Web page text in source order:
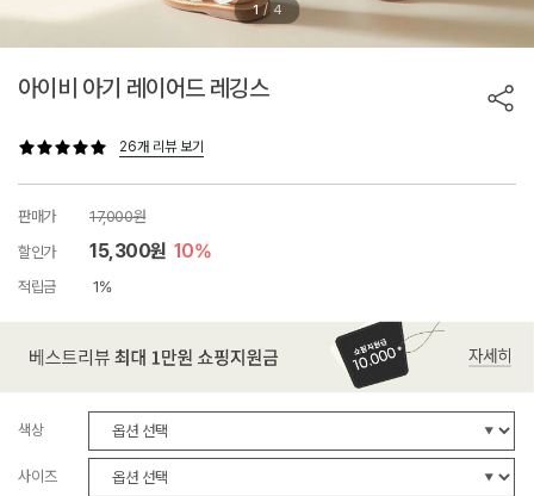
1 / 4
아이비 아기 레이어드 레깅스
26개 리뷰 보기
판매가
17,000원
할인가
15,300원 10%
적립금 1%
색상
사이즈